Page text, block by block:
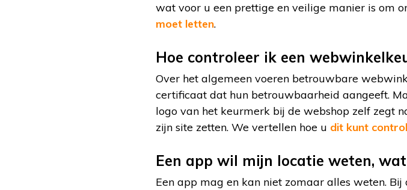
wat voor u een prettige en veilige manier is om
moet letten.
Hoe controleer ik een
Over het algemeen voeren betrouwbare
certificaat dat hun betrouwbaarheid aangeeft.
logo van het keurmerk bij de webshop zelf zegt
zijn site zetten. We vertellen hoe u dit kunt
Een app wil mijn locatie weten,
Een app mag en kan niet zomaar alles weten.